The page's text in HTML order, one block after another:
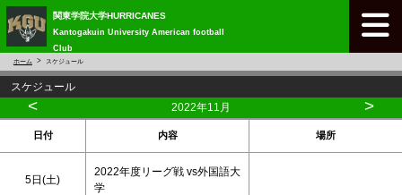
関東学院大学HURRICANES
Kantogakuin University American football
Club
ホーム スケジュール
スケジュール
< 2022年11月 >
日付 内容 場所
5日(土)
2022年度リーグ戦 vs外国語大
学